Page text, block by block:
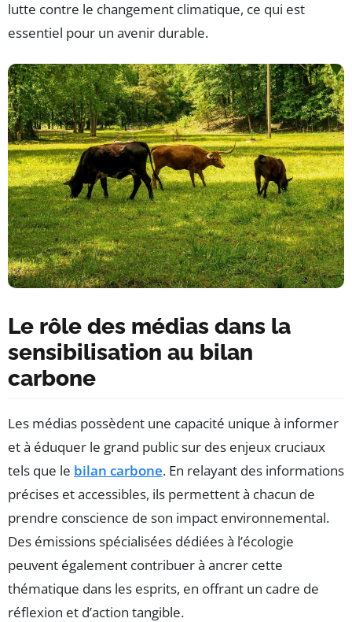
lutte contre le changement climatique, ce qui est
essentiel pour un avenir durable.
Le rôle des médias dans la
sensibilisation au bilan
carbone
Les médias possèdent une capacité unique à informer
et à éduquer le grand public sur des enjeux cruciaux
tels que le bilan carbone. En relayant des informations
précises et accessibles, ils permettent à chacun de
prendre conscience de son impact environnemental.
Des émissions spécialisées dédiées à l’écologie
peuvent également contribuer à ancrer cette
thématique dans les esprits, en offrant un cadre de
réflexion et d’action tangible.